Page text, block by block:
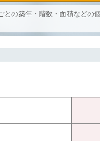
との築年・階数・面積などの